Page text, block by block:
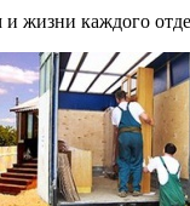
жизни каждого